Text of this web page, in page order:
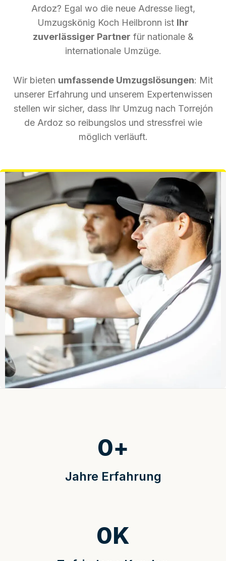
Ardoz? Egal wo die neue Adresse liegt,
Umzugskönig Koch Heilbronn ist Ihr
zuverlässiger Partner für nationale &
internationale Umzüge.
Wir bieten umfassende Umzugslösungen: Mit
unserer Erfahrung und unserem Expertenwissen
stellen wir sicher, dass Ihr Umzug nach Torrejón
de Ardoz so reibungslos und stressfrei wie
möglich verläuft.
Jahre Erfahrung
0+
0K